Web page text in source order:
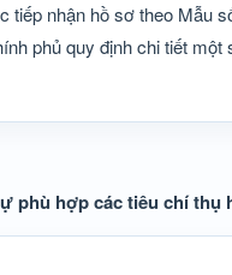
tiếp nhận hồ sơ theo Mẫu
phủ quy định chi tiết
phù hợp các tiêu chí